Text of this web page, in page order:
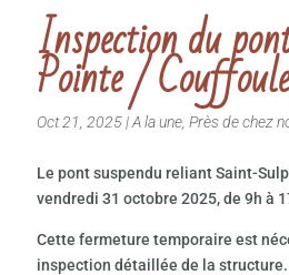
Inspection du
Pointe /
Oct 21, 2025|A la une, Près de chez
Le pont suspendu reliant Saint-
vendredi 31 octobre 2025, de 9h à
Cette fermeture temporaire est
inspection détaillée de la